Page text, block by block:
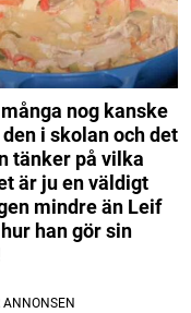
nog kanske
i skolan och det
tänker på vilka
är ju en väldigt
mindre än Leif
han gör sin